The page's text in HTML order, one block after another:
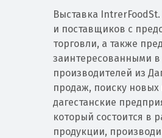
Выставка
и поставщиков с
торговли, а также
заинтересованными в
производителей из
продаж, поиску
дагестанские
который состоится в
продукции,